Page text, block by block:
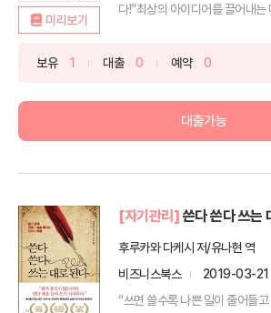
미리보기
다!”최상의 아이디어를 끌어내
보유 1 대출 0 예약 0
대출가능
[자기관리] 쓴다 쓴다 쓰는
후루카와 다케시 저/유나현 역
비즈니스북스
2019-03-21
“쓰면 쓸수록 나쁜 일이 줄어들